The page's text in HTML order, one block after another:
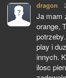
dragon
Ja mam
orange,
play i
innych.
ilosc